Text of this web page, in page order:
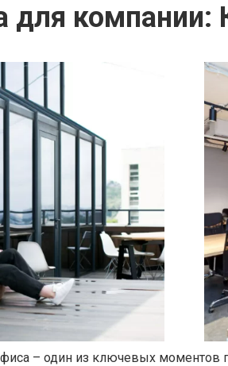
для компании:
– один из ключевых моментов